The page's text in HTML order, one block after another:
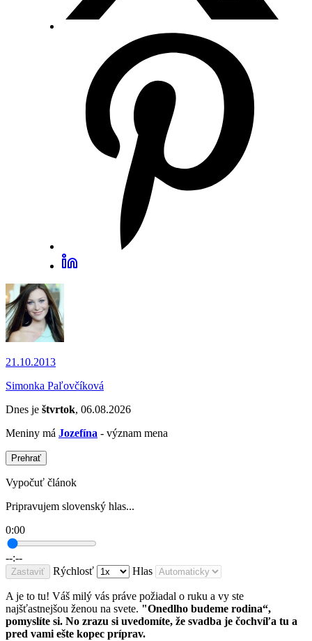
21.10.2013
Simonka Paľovčíková
Dnes je štvrtok, 06.08.2026
Meniny má Jozefína - význam mena
Prehrať
Vypočuť článok
Pripravujem slovenský hlas...
0:00
--:--
Zastaviť Rýchlosť Hlas
A je to tu! Váš milý vás práve požiadal o ruku a vy ste
najšťastnejšou ženou na svete. "Onedlho budeme rodina“,
pomyslíte si. No zrazu si uvedomíte, že svadba je čochvíľa tu a
pred vami ešte kopec príprav.